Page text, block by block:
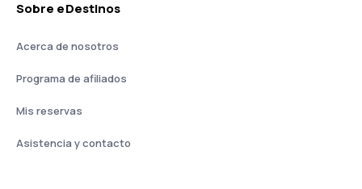
Sobre eDestinos
Acerca de nosotros
Programa de afiliados
Mis reservas
Asistencia y contacto